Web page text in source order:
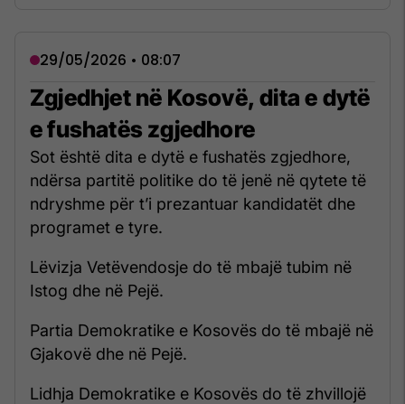
29/05/2026 • 08:07
Zgjedhjet në Kosovë, dita e dytë
e fushatës zgjedhore
Sot është dita e dytë e fushatës zgjedhore,
ndërsa partitë politike do të jenë në qytete të
ndryshme për t’i prezantuar kandidatët dhe
programet e tyre.
Lëvizja Vetëvendosje do të mbajë tubim në
Istog dhe në Pejë.
Partia Demokratike e Kosovës do të mbajë në
Gjakovë dhe në Pejë.
Lidhja Demokratike e Kosovës do të zhvillojë